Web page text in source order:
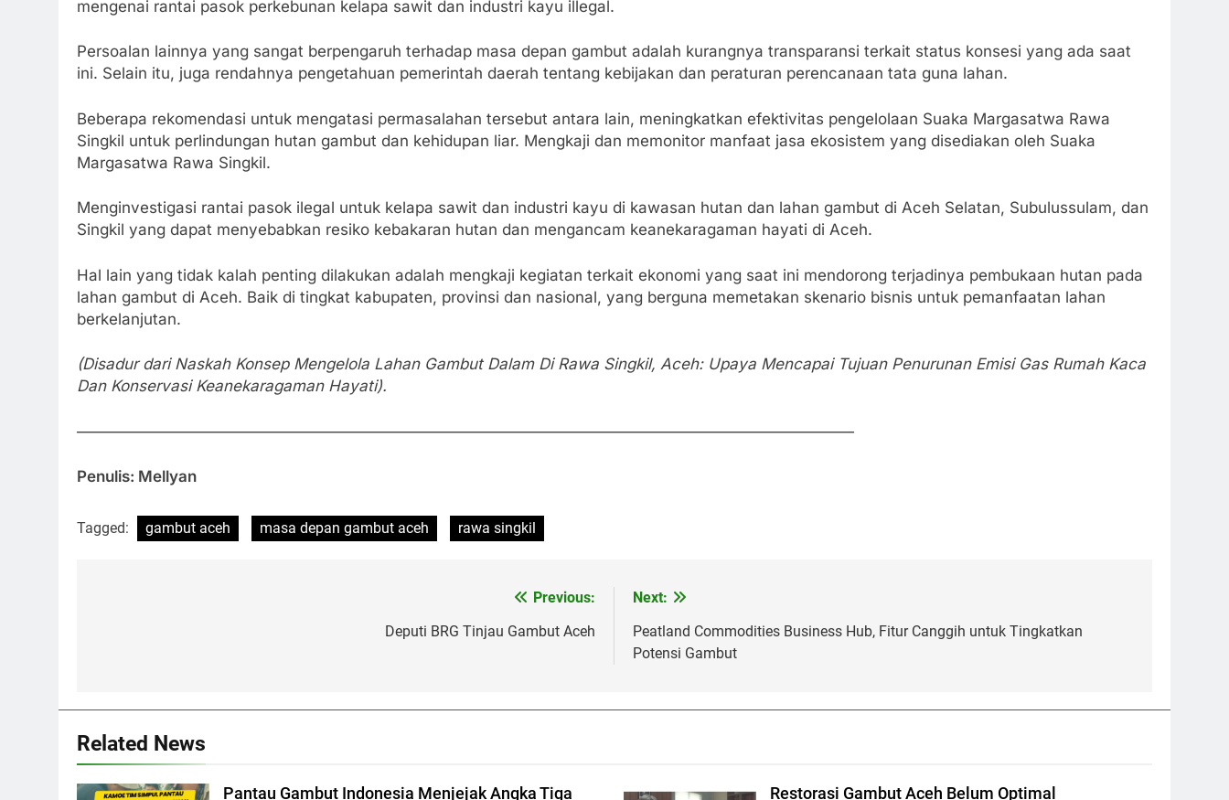
mengenai rantai pasok perkebunan kelapa sawit dan industri kayu illegal.
Persoalan lainnya yang sangat berpengaruh terhadap masa depan gambut adalah kurangnya transparansi terkait status konsesi yang ada saat
ini. Selain itu, juga rendahnya pengetahuan pemerintah daerah tentang kebijakan dan peraturan perencanaan tata guna lahan.
Beberapa rekomendasi untuk mengatasi permasalahan tersebut antara lain, meningkatkan efektivitas pengelolaan Suaka Margasatwa Rawa
Singkil untuk perlindungan hutan gambut dan kehidupan liar. Mengkaji dan memonitor manfaat jasa ekosistem yang disediakan oleh Suaka
Margasatwa Rawa Singkil.
Menginvestigasi rantai pasok ilegal untuk kelapa sawit dan industri kayu di kawasan hutan dan lahan gambut di Aceh Selatan, Subulussulam, dan
Singkil yang dapat menyebabkan resiko kebakaran hutan dan mengancam keanekaragaman hayati di Aceh.
Hal lain yang tidak kalah penting dilakukan adalah mengkaji kegiatan terkait ekonomi yang saat ini mendorong terjadinya pembukaan hutan pada
lahan gambut di Aceh. Baik di tingkat kabupaten, provinsi dan nasional, yang berguna memetakan skenario bisnis untuk pemanfaatan lahan
berkelanjutan.
(Disadur dari Naskah Konsep Mengelola Lahan Gambut Dalam Di Rawa Singkil, Aceh: Upaya Mencapai Tujuan Penurunan Emisi Gas Rumah Kaca
Dan Konservasi Keanekaragaman Hayati).
——————————————————————————————————————————————————
Penulis: Mellyan
Tagged: gambut aceh masa depan gambut aceh rawa singkil
Previous:
Deputi BRG Tinjau Gambut Aceh
Next:
Peatland Commodities Business Hub, Fitur Canggih untuk Tingkatkan
Potensi Gambut
Related News
Pantau Gambut Indonesia Menjejak Angka Tiga Restorasi Gambut Aceh Belum Optimal